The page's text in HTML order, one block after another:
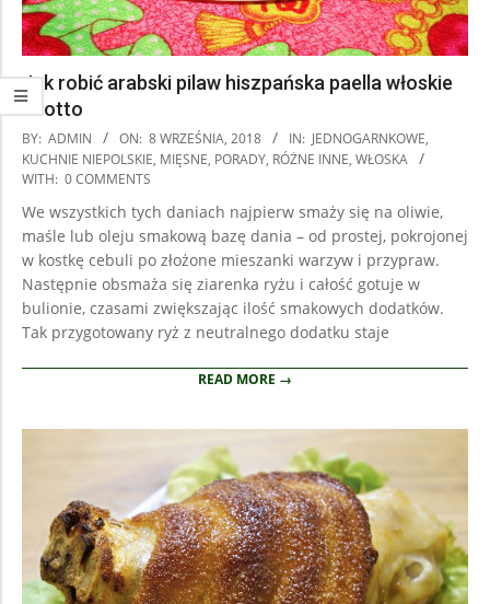
Jak robić arabski pilaw hiszpańska paella włoskie
risotto
2018-
09-
08
BY: ADMIN ON: 8 WRZEŚNIA, 2018 IN: JEDNOGARNKOWE,
KUCHNIE NIEPOLSKIE, MIĘSNE, PORADY, RÓŻNE INNE, WŁOSKA
WITH: 0 COMMENTS
We wszystkich tych daniach najpierw smaży się na oliwie,
maśle lub oleju smakową bazę dania – od prostej, pokrojonej
w kostkę cebuli po złożone mieszanki warzyw i przypraw.
Następnie obsmaża się ziarenka ryżu i całość gotuje w
bulionie, czasami zwiększając ilość smakowych dodatków.
Tak przygotowany ryż z neutralnego dodatku staje
READ MORE →